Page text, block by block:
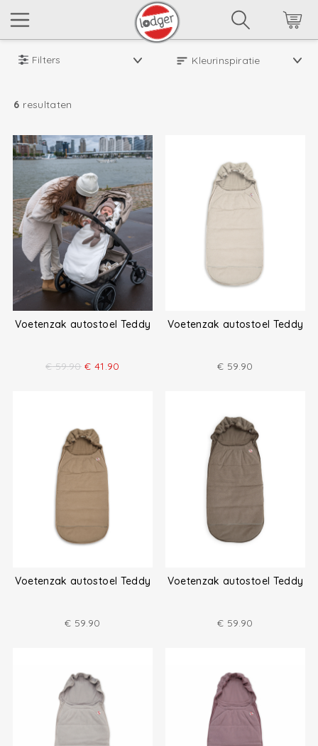
Filters
6 resultaten
Voetenzak autostoel Teddy
€ 59.90 € 41.90
Voetenzak autostoel Teddy
€ 59.90
Voetenzak autostoel Teddy
€ 59.90
Voetenzak autostoel Teddy
€ 59.90